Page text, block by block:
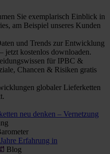
Sie exemplarisch Einblick in
am Beispiel unseres Kunden
und Trends zur Entwicklung
jetzt kostenlos downloaden.
für IPBC &
Chancen & Risiken gratis
globaler Lieferketten
neu denken – Vernetzung
Erfahrung in
Blog